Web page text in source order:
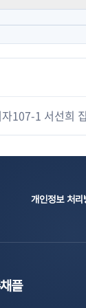
107-1 서선희
개인정보 처리
플